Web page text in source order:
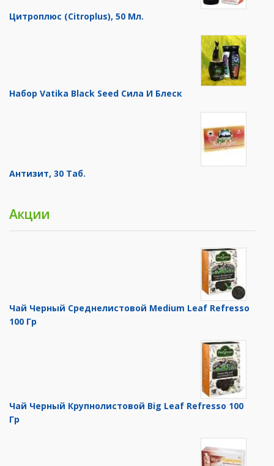
Цитроплюс (Citroplus), 50 Мл.
Набор Vatika Black Seed Сила И Блеск
Антизит, 30 Таб.
Акции
Чай Черный Среднелистовой Medium Leaf Refresso
100 Гр
Чай Черный Крупнолистовой Big Leaf Refresso 100
Гр